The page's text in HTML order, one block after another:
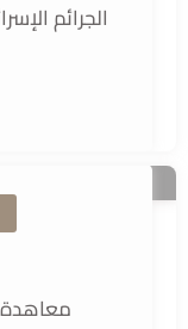
الجرائم
معاهدة